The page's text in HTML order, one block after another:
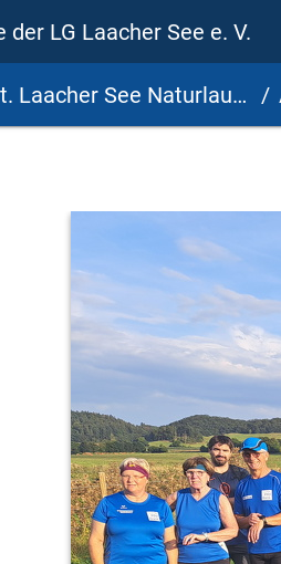
der LG Laacher See e. V.
See Naturlauf - 19. PSD Bank Cup 2024